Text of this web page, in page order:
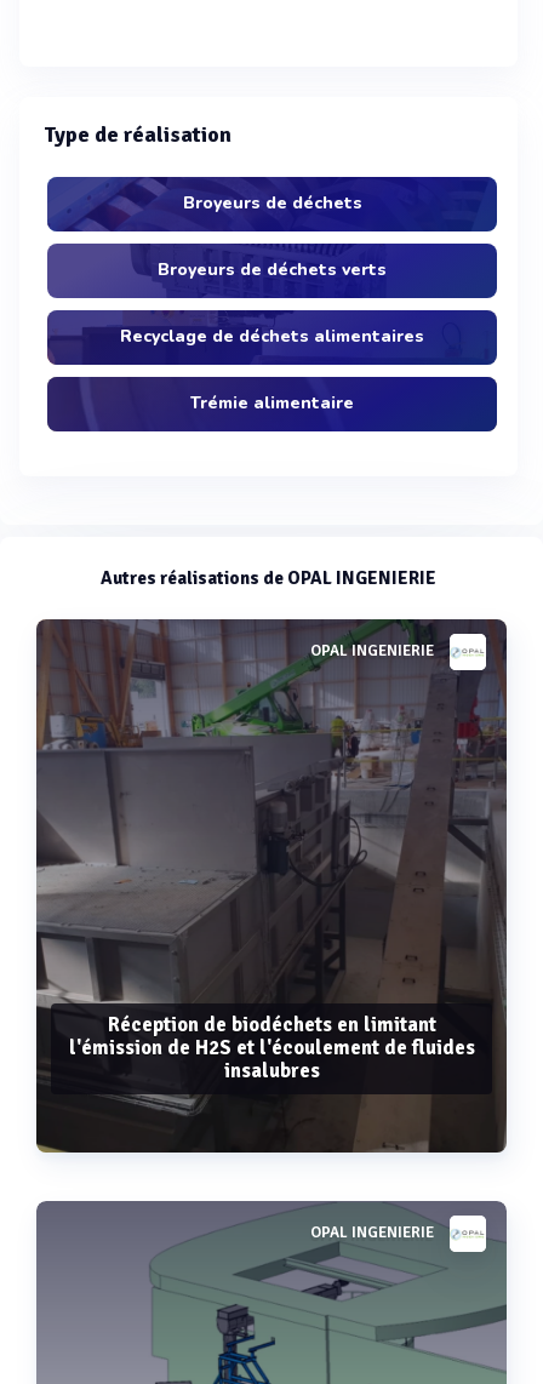
Type de réalisation
Broyeurs de déchets
Broyeurs de déchets verts
Recyclage de déchets alimentaires
Trémie alimentaire
Autres réalisations de OPAL INGENIERIE
OPAL INGENIERIE
Réception de biodéchets en limitant
l'émission de H2S et l'écoulement de fluides
insalubres
OPAL INGENIERIE